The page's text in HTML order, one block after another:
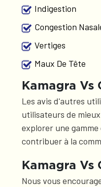
Indigestion
Congestion
Vertiges
Maux De Tête
Kamagra Vs
Les avis d'autres
utilisateurs de
explorer une
contribuer à la
Kamagra Vs
Nous vous